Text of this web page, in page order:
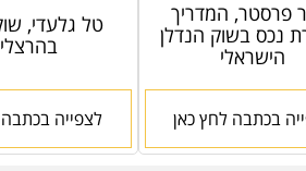
פרסטר, המדריך
נכס בשוק הנדלן
הישראלי
בכתבה לחץ כאן
טל גלעדי,
לצפייה